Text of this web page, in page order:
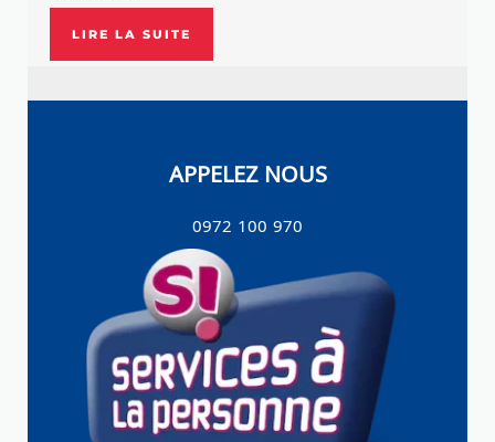
LIRE LA SUITE
APPELEZ NOUS
0972 100 970